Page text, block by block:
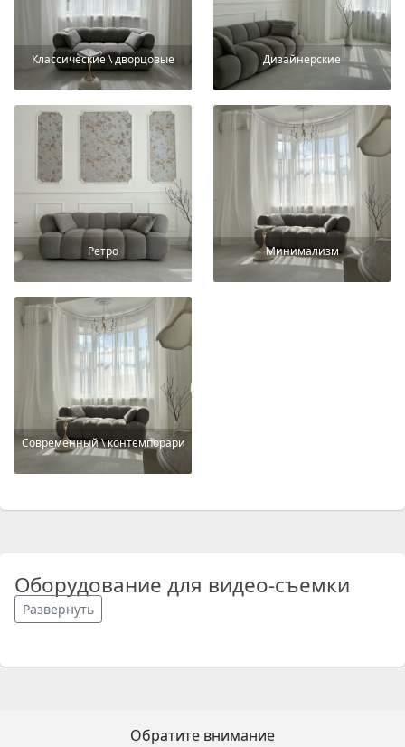
Классические \ дворцовые Дизайнерские
Ретро Минимализм
Современный \ контемпорари
Оборудование для видео-съемки
Развернуть
Обратите внимание